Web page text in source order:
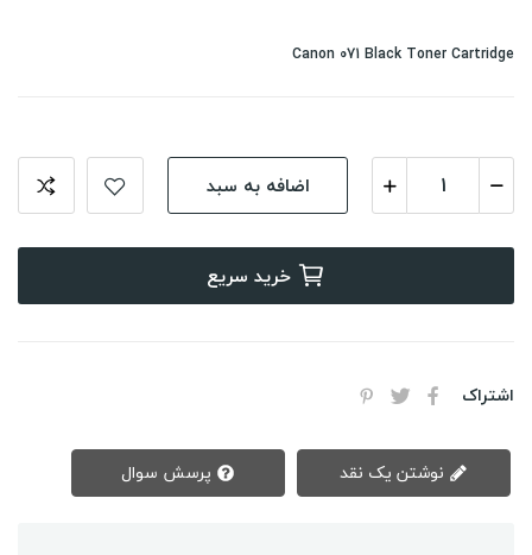
Canon 071 Black Toner Cartridge
اضافه به سبد
خرید سریع
اشتراک